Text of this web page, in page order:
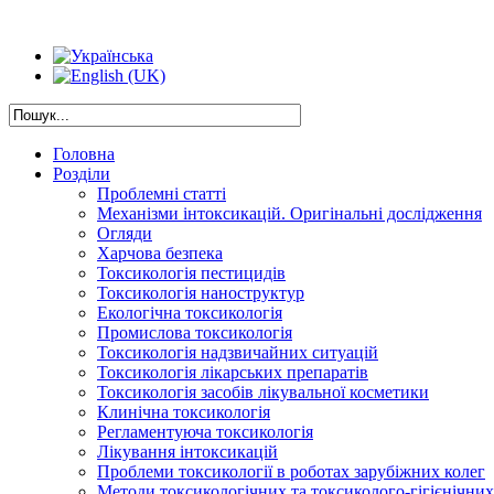
Головна
Розділи
Проблемні статті
Механізми інтоксикацій. Оригінальні дослідження
Огляди
Харчова безпека
Токсикологія пестицидів
Токсикологія наноструктур
Екологічна токсикологія
Промислова токсикологія
Токсикологія надзвичайних ситуацій
Токсикологія лікарських препаратів
Токсикологія засобів лікувальної косметики
Клинічна токсикологія
Регламентуюча токсикологія
Лікування інтоксикацій
Проблеми токсикології в роботах зарубіжних колег